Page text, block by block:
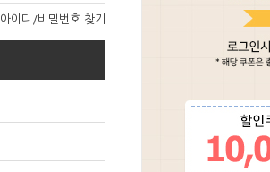
아이디/비밀번호 찾기